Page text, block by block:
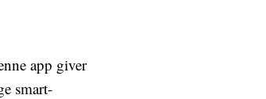
app giver
smart-